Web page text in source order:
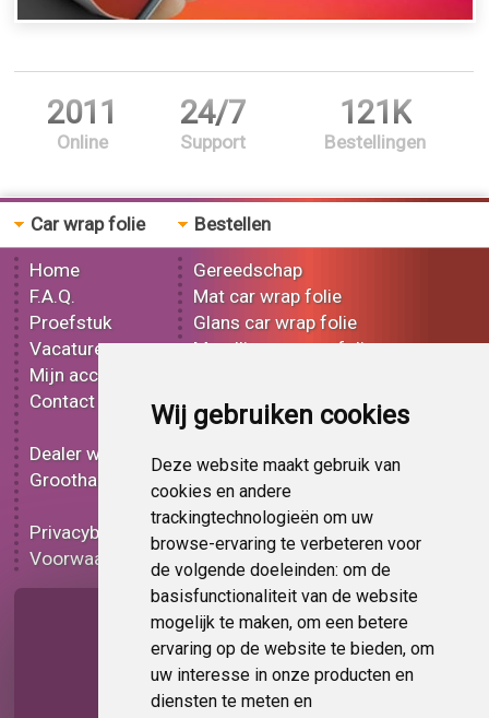
Wij gebruiken cookies
Deze website maakt gebruik van
cookies en andere
trackingtechnologieën om uw
browse-ervaring te verbeteren voor
de volgende doeleinden: om de
basisfunctionaliteit van de website
mogelijk te maken, om een betere
ervaring op de website te bieden, om
uw interesse in onze producten en
diensten te meten en
2011
Online
24/7
Support
121K
Bestellingen
Car wrap folie
Home
F.A.Q.
Proefstuk
Vacatures
Mijn account
Contact
Dealer worden
Groothandel
Privacybeleid
Voorwaarden
Bestellen
Gereedschap
Mat car wrap folie
Glans car wrap folie
Metallic car wrap folie
Effect car wrap folie
Bedrukt car wrap folie
Carbon car wrap folie
Tint folie
Functionele folie
Car wrap folie korting
Op bestelling
Pagina delen